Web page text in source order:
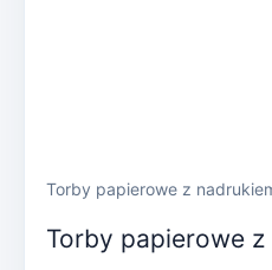
Torby papierowe z
Torby papierowe z